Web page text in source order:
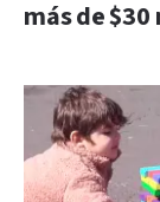
más de